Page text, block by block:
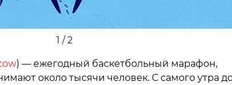
2 / 2
) — ежегодный баскетбольный марафон,
около тысячи человек. С самого утра